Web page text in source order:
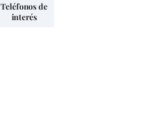
Teléfonos de
interés